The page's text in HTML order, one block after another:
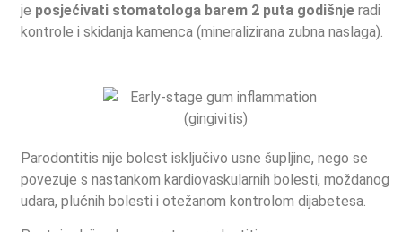
je posjećivati stomatologa barem 2 puta godišnje radi
kontrole i skidanja kamenca (mineralizirana zubna naslaga).
Parodontitis nije bolest isključivo usne šupljine, nego se
povezuje s nastankom kardiovaskularnih bolesti, moždanog
udara, plućnih bolesti i otežanom kontrolom dijabetesa.